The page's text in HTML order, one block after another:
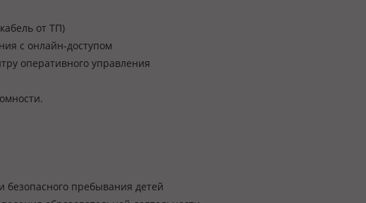
от ТП)
с онлайн-доступом
оперативного управления
пребывания детей